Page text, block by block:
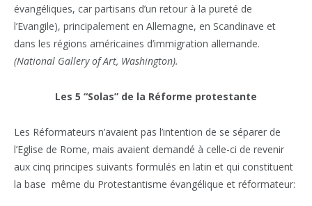
évangéliques, car partisans d’un retour à la pureté de
l’Evangile), principalement en Allemagne, en Scandinave et
dans les régions américaines d’immigration allemande.
(National Gallery of Art, Washington).
Les 5 “Solas” de la Réforme protestante
Les Réformateurs n’avaient pas l’intention de se séparer de
l’Eglise de Rome, mais avaient demandé à celle-ci de revenir
aux cinq principes suivants formulés en latin et qui constituent
la base même du Protestantisme évangélique et réformateur: